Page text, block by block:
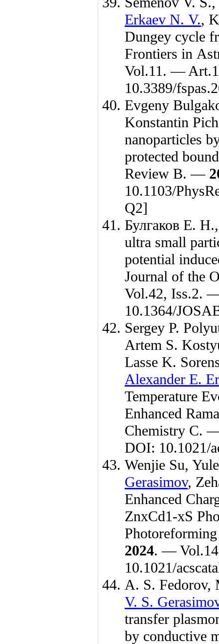
Erkaev N. V.,
Dungey cycle
Frontiers in
Vol.11. —
10.3389/
Evgeny
Konstantin
nanoparticles
protected
Review B. —
10.1103/
Q2]
Булгаков Е. Н.
ultra small
potential
Journal of the
Vol.42, Iss.2.
10.1364/
Sergey P.
Artem S.
Lasse K.
Alexander E.
Temperature
Enhanced
Chemistry C.
DOI: 10.1021/
Wenjie Su,
Gerasimov,
Enhanced
ZnxCd1-xS
2024. —
10.1021/
A. S. Fedorov,
V. S.
transfer
by conductive